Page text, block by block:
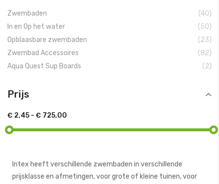
Zwembaden 40
In en Op het water
50
Opblaasbare zwembaden
23
Zwembad Accessoires
82
Aqua Quest Sup Boards
2
Prijs
€ 2,45 - € 725,00
Intex heeft verschillende zwembaden in verschillende
prijsklasse en afmetingen, voor grote of kleine tuinen, voor